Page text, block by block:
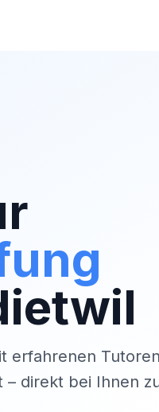
erfahrenen
direkt bei Ihnen